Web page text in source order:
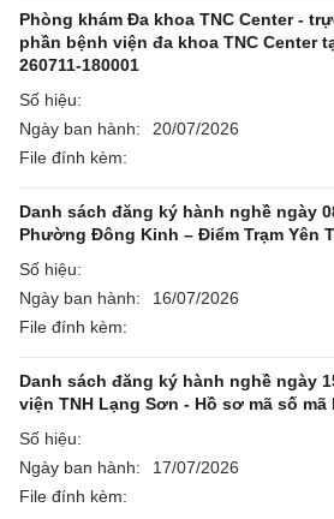
Phòng khám Đa khoa TNC Center -
phần bệnh viện đa khoa TNC Center
260711-180001
Số hiệu:
Ngày ban hành:
20/07/2026
File đính kèm:
Danh sách đăng ký hành nghề ngày
Phường Đông Kinh – Điểm Trạm Yên
Số hiệu:
Ngày ban hành:
16/07/2026
File đính kèm:
Danh sách đăng ký hành nghề ngày
viện TNH Lạng Sơn - Hồ sơ mã số mã
Số hiệu:
Ngày ban hành:
17/07/2026
File đính kèm: